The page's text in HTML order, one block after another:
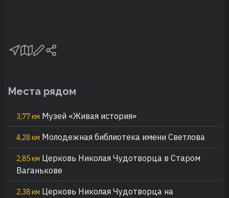
Места рядом
3,77 км Музей «Живая история»
4,28 км Молодежная библиотека имени Светлова
2,85 км Церковь Николая Чудотворца в Старом
Ваганькове
2,38 км Церковь Николая Чудотворца на